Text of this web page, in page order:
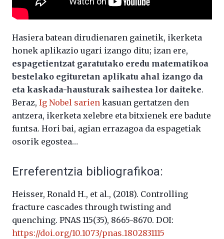
Hasiera batean dirudienaren gainetik, ikerketa
honek aplikazio ugari izango ditu; izan ere,
espagetientzat garatutako eredu matematikoa
bestelako egituretan aplikatu ahal izango da
eta kaskada-hausturak saihestea lor daiteke.
Beraz, Ig Nobel sarien kasuan gertatzen den
antzera, ikerketa xelebre eta bitxienek ere badute
funtsa. Hori bai, agian errazagoa da espagetiak
osorik egostea…
Erreferentzia bibliografikoa:
Heisser, Ronald H., et al., (2018). Controlling
fracture cascades through twisting and
quenching. PNAS 115(35), 8665-8670. DOI:
https://doi.org/10.1073/pnas.1802831115